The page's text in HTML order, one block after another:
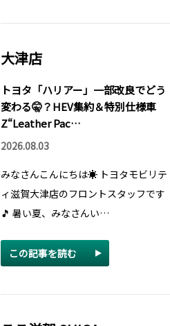
大津店
トヨタ「ハリアー」一部改良でどう
変わる🤫？HEV集約＆特別仕様車
Z“Leather Pac…
2026.08.03
みなさんこんにちは☀ トヨタモビリテ
ィ滋賀大津店のフロントスタッフです
🎵 暑い夏、みなさんい…
この記事を読む